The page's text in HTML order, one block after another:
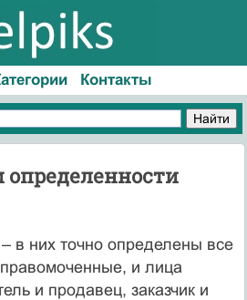
Контакты
определенности
в них точно определены все
и лица
и продавец, заказчик и